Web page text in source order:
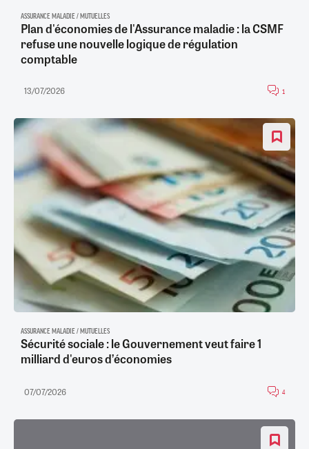
ASSURANCE MALADIE / MUTUELLES
Plan d'économies de l'Assurance maladie : la CSMF
refuse une nouvelle logique de régulation
comptable
13/07/2026 1
ASSURANCE MALADIE / MUTUELLES
Sécurité sociale : le Gouvernement veut faire 1
milliard d'euros d’économies
07/07/2026 4